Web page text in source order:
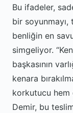
Bu ifadeler,
bir soyunmayı,
benliğin en
simgeliyor.
başkasının
kenara
korkutucu
Demir, bu